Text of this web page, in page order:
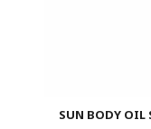
SUN BODY OIL